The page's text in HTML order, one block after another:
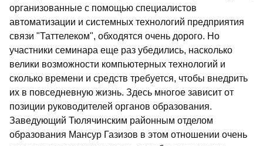
организованные с помощью специалистов
автоматизации и системных технологий предприятия
связи "Таттелеком", обходятся очень дорого. Но
участники семинара еще раз убедились, насколько
велики возможности компьютерных технологий и
сколько времени и средств требуется, чтобы внедрить
их в повседневную жизнь. Здесь многое зависит от
позиции руководителей органов образования.
Заведующий Тюлячинским районным отделом
образования Мансур Газизов в этом отношении очень